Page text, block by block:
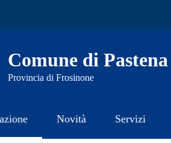
Comune di Pastena
Provincia di Frosinone
Novità Servizi